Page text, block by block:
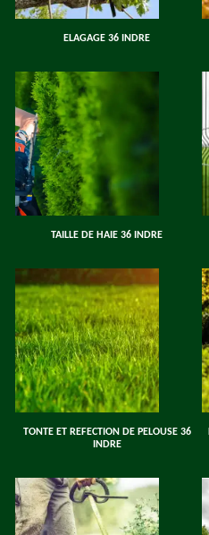
ELAGAGE 36 INDRE
TAILLE DE HAIE 36 INDRE
TONTE ET REFECTION DE PELOUSE 36
INDRE